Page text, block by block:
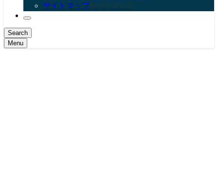
サイトマップサイトマップ
Search
Menu